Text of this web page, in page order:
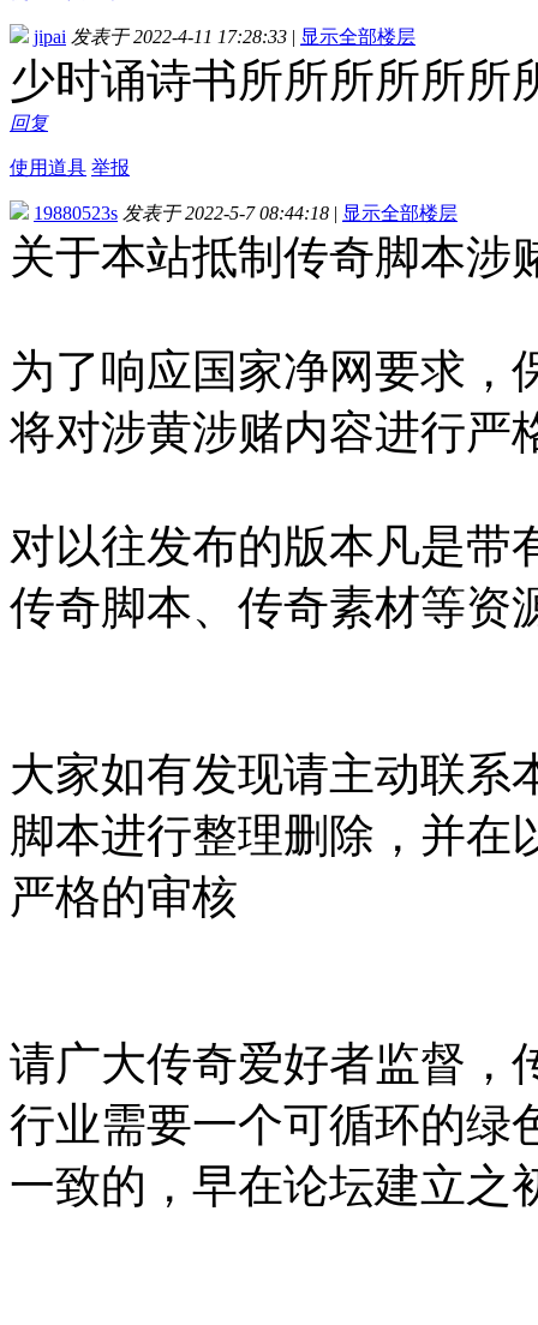
jipai 发表于 2022-4-11 17:28:33 | 显示全部楼层
少时诵诗书所所所所所所
回复
使用道具 举报
19880523s 发表于 2022-5-7 08:44:18 | 显示全部楼层
关于本站抵制传奇脚本涉
为了响应国家净网要求，
将对涉黄涉赌内容进行严
对以往发布的版本凡是带
传奇脚本、传奇素材等资
大家如有发现请主动联系
脚本进行整理删除，并在
严格的审核
请广大传奇爱好者监督，
行业需要一个可循环的绿
一致的，早在论坛建立之